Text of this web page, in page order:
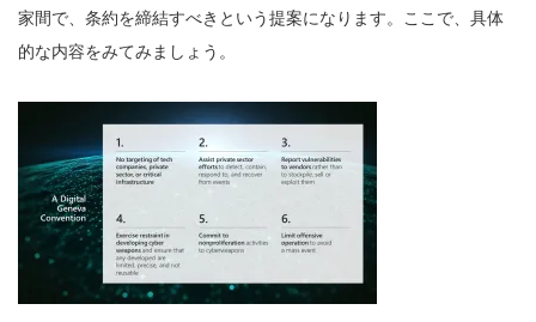
家間で、条約を締結すべきという提案になります。ここで、具体
的な内容をみてみましょう。